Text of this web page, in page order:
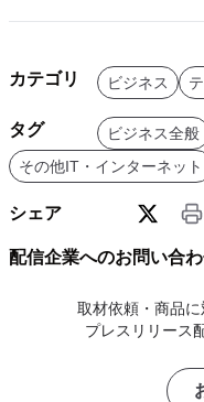
カテゴリ ビジネス
タグ ビジネス全般
その他IT・インターネット
シェア
配信企業へのお問い合
取材依頼・商品に
プレスリリース